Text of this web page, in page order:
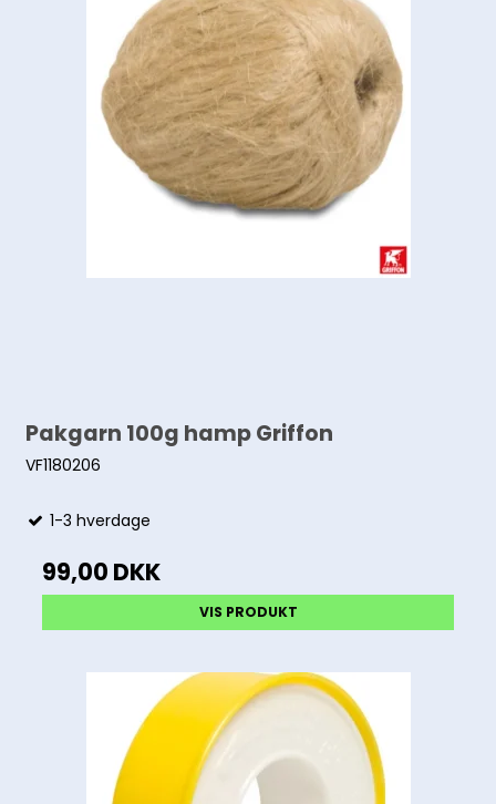
Pakgarn 100g hamp Griffon
VF1180206
1-3 hverdage
99,00 DKK
VIS PRODUKT